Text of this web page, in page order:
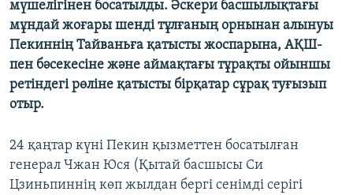
мүшелігінен босатылды. Әскери басшылықтағы
мұндай жоғары шенді тұлғаның орнынан алынуы
Пекиннің Тайваньға қатысты жоспарына, АҚШ-
пен бәсекесіне және аймақтағы тұрақты ойыншы
ретіндегі рөліне қатысты бірқатар сұрақ туғызып
отыр.
24 қаңтар күні Пекин қызметтен босатылған
генерал Чжан Юся (Қытай басшысы Си
Цзиньпиннің көп жылдан бергі сенімді серігі